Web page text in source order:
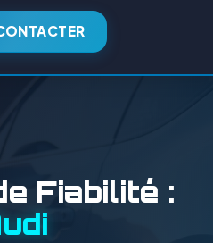
Fiabilité :